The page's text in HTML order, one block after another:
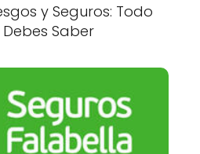
y Seguros: Todo
Saber